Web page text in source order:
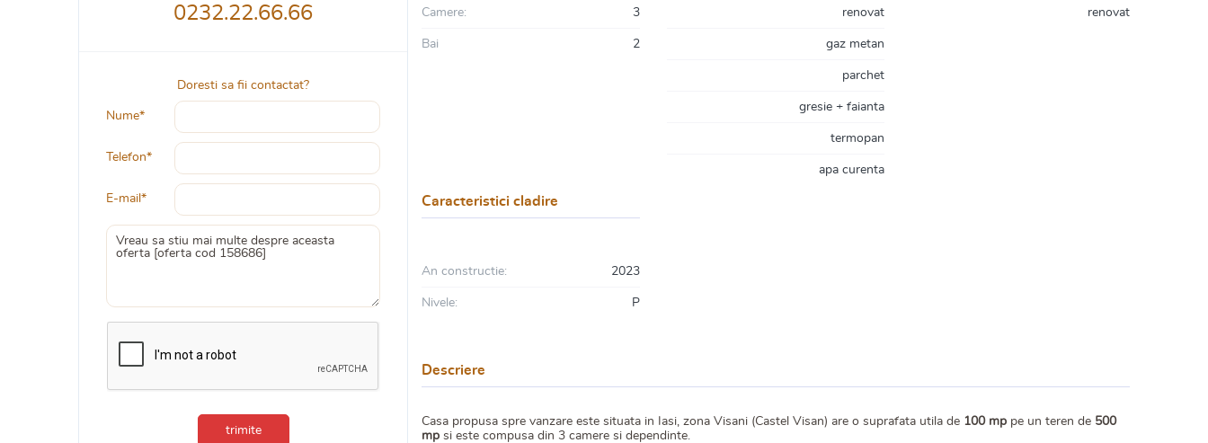
0232.22.66.66
Doresti sa fii contactat?
Nume*
Telefon*
E-mail*
trimite
Camere: 3
Bai 2
renovat
gaz metan
parchet
gresie + faianta
termopan
apa curenta
renovat
Caracteristici cladire
An constructie: 2023
Nivele: P
Descriere
Casa propusa spre vanzare este situata in Iasi, zona Visani (Castel Visan) are o suprafata utila de 100 mp pe un teren de 500
mp si este compusa din 3 camere si dependinte.